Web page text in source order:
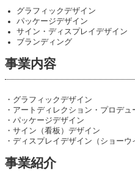
グラフィックデザイン
パッケージデザイン
サイン・ディスプレイデザイン
ブランディング
事業内容
・グラフィックデザイン
・アートディレクション・プロデュ
・パッケージデザイン
・サイン（看板）デザイン
・ディスプレイデザイン（ショーウ
事業紹介